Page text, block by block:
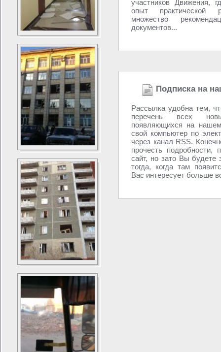
участников Движения,
опыт практической
множество
документов...
Подписка на
Рассылка удобна тем,
перечень всех
появляющихся на
свой компьютер по
через канал RSS.
прочесть подробности,
сайт, но зато Вы будете
тогда, когда там
Вас интересует больше